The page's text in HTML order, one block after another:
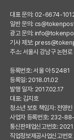
대표 문의: 02-6674-
일반 문의:
광고 문의:
기사 제보:
주소: 서울시 강남구 논현
등록번호: 서울 아 52481
등록일: 2018.01.02
발행 일자: 2017.02.17
대표: 김지호
청소년 보호 책임자: 전영빈
사업자 등록번호: 232-
통신판매업신고번호:
직업정보제공사업신고